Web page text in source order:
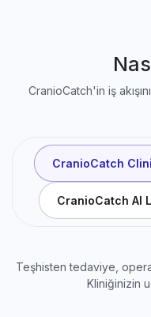
CranioCatch'in iş
CranioCatch
CranioCatch AI
Teşhisten tedaviye,
Kliniğinizin